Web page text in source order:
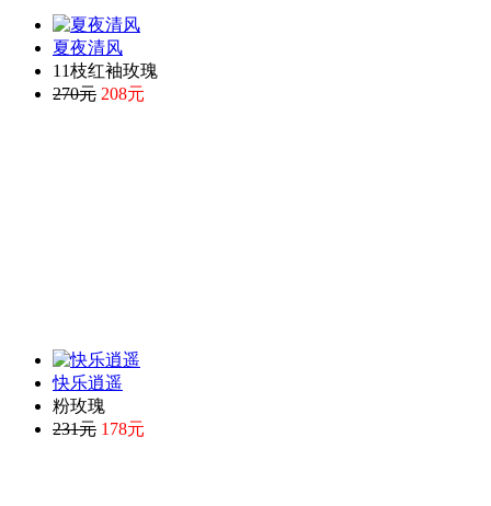
夏夜清风
11枝红袖玫瑰
270元 208元
快乐逍遥
粉玫瑰
231元 178元